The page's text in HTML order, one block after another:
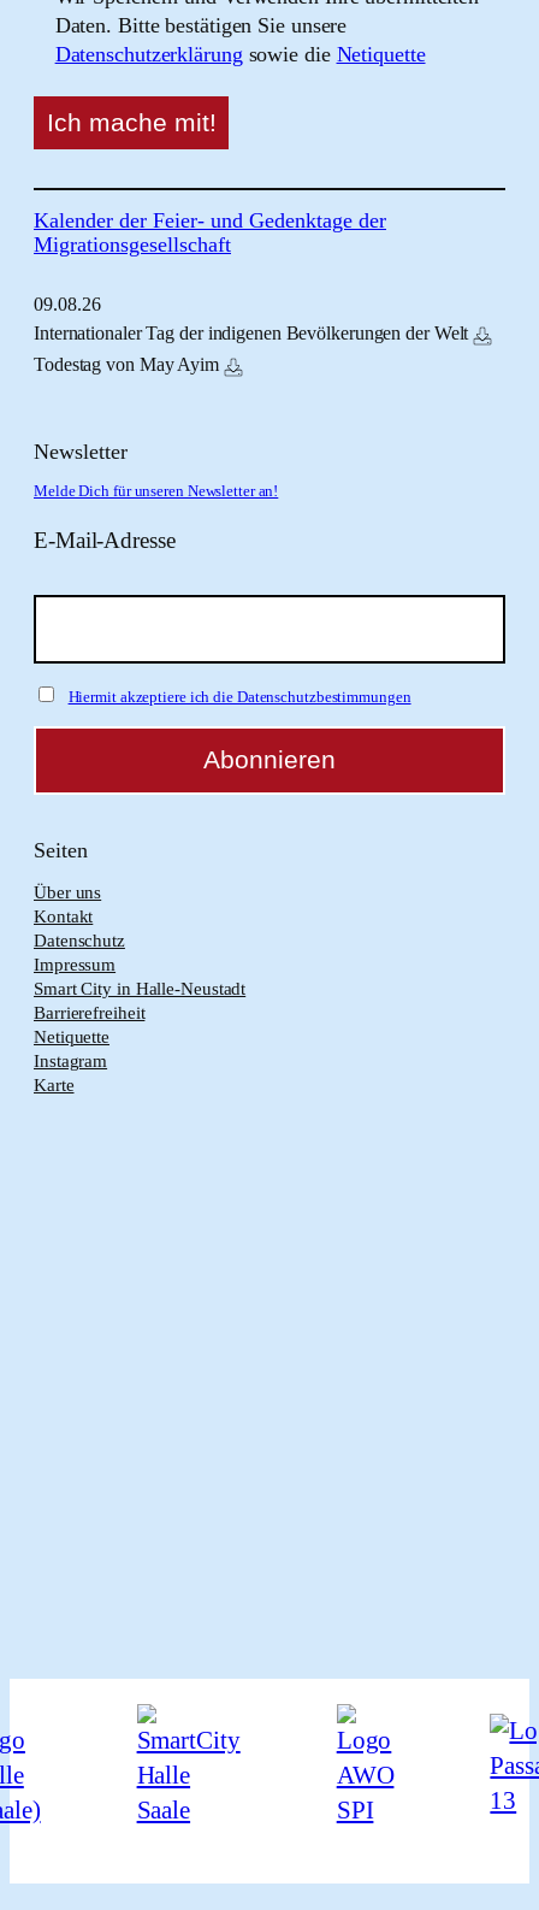
Daten. Bitte bestätigen Sie unsere
Datenschutzerklärung sowie die Netiquette
Kalender der Feier- und Gedenktage der
Migrationsgesellschaft
09.08.26
Internationaler Tag der indigenen Bevölkerungen der Welt
Todestag von May Ayim
Newsletter
Melde Dich für unseren Newsletter an!
E-Mail-Adresse
Hiermit akzeptiere ich die Datenschutzbestimmungen
Seiten
Über uns
Kontakt
Datenschutz
Impressum
Smart City in Halle-Neustadt
Barrierefreiheit
Netiquette
Instagram
Karte